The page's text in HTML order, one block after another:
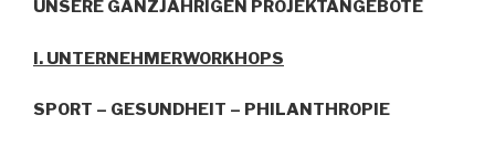
UNSERE GANZJÄHRIGEN PROJEKTANGEBOTE
I. UNTERNEHMERWORKHOPS
SPORT – GESUNDHEIT – PHILANTHROPIE